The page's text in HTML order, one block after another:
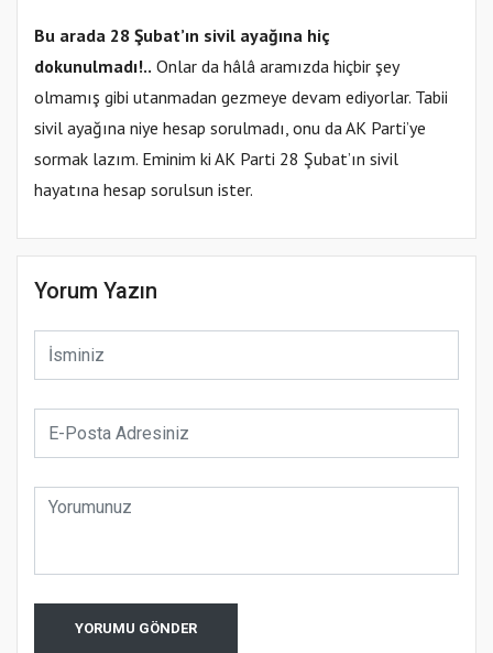
Bu arada 28 Şubat’ın sivil ayağına hiç
dokunulmadı!.. Onlar da hâlâ aramızda hiçbir şey
olmamış gibi utanmadan gezmeye devam ediyorlar. Tabii
sivil ayağına niye hesap sorulmadı, onu da AK Parti’ye
sormak lazım. Eminim ki AK Parti 28 Şubat’ın sivil
hayatına hesap sorulsun ister.
Yorum Yazın
YORUMU GÖNDER